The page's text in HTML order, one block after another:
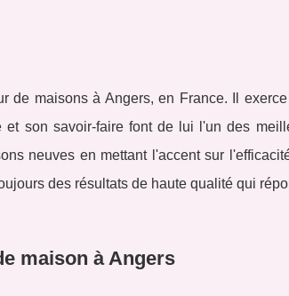
de maisons à Angers, en France. Il
et son savoir-faire font de lui l'un des
neuves en mettant l'accent sur
des résultats de haute qualité qui
maison à Angers